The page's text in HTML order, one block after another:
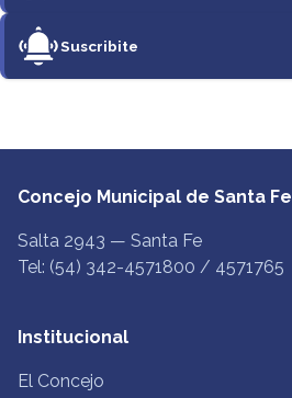
Suscribite
Concejo Municipal de Santa Fe
Salta 2943 — Santa Fe
Tel: (54) 342-4571800 / 4571765
Institucional
El Concejo